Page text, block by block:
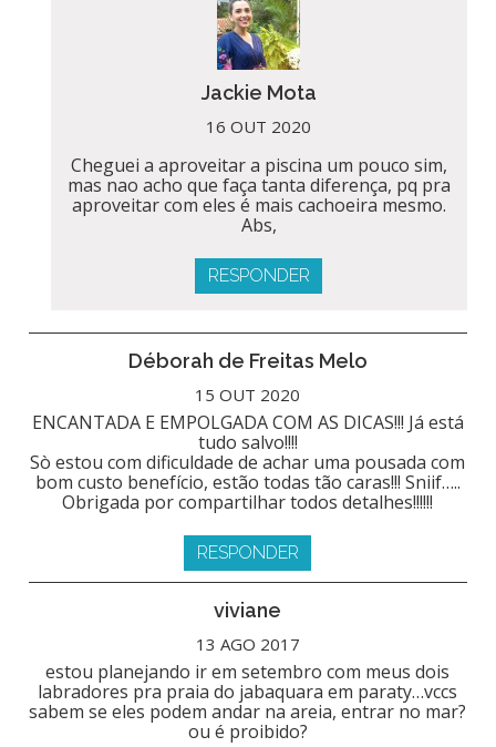
Jackie Mota
16 OUT 2020
Cheguei a aproveitar a piscina um pouco sim,
mas nao acho que faça tanta diferença, pq pra
aproveitar com eles é mais cachoeira mesmo.
Abs,
RESPONDER
Déborah de Freitas Melo
15 OUT 2020
ENCANTADA E EMPOLGADA COM AS DICAS!!! Já está
tudo salvo!!!!
Sò estou com dificuldade de achar uma pousada com
bom custo benefício, estão todas tão caras!!! Sniif…..
Obrigada por compartilhar todos detalhes!!!!!!
RESPONDER
viviane
13 AGO 2017
estou planejando ir em setembro com meus dois
labradores pra praia do jabaquara em paraty…vccs
sabem se eles podem andar na areia, entrar no mar?
ou é proibido?